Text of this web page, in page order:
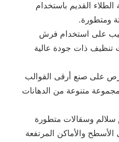
الطلاء القديم باستخدام
ومتطورة.
على استخدام فرش
تنظيف ذات جودة عالية
على صنع أرقى القوالب
متنوعة من الدهانات
سلالم وسقالات متطورة
الأسطح والأماكن المرتفعة